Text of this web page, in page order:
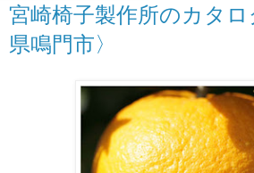
宮崎椅子製作所のカタ
県鳴門市〉